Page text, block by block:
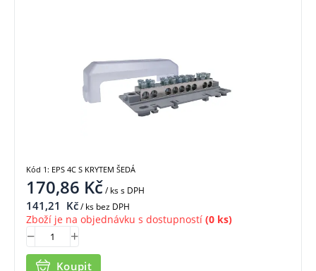
170,86 Kč/ kss DPH
141,21 Kč/ ks bez DPH
Zboží je na objednávku s dostupností (0 ks)
Koupit
Kód 1: EPS 4C S KRYTEM ŠEDÁ